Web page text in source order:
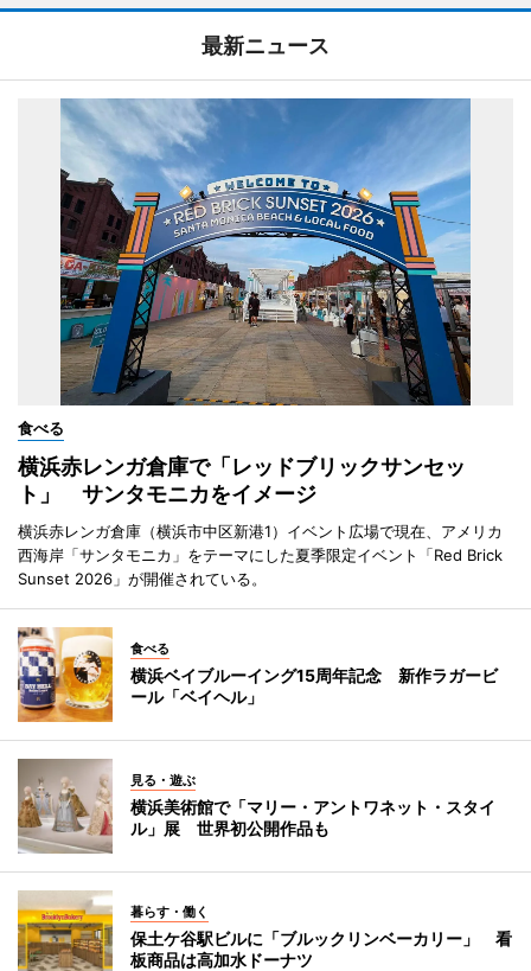
最新ニュース
食べる
横浜赤レンガ倉庫で「レッドブリックサンセッ
ト」 サンタモニカをイメージ
横浜赤レンガ倉庫（横浜市中区新港1）イベント広場で現在、アメリカ
西海岸「サンタモニカ」をテーマにした夏季限定イベント「Red Brick
Sunset 2026」が開催されている。
食べる
横浜ベイブルーイング15周年記念 新作ラガービ
ール「ベイヘル」
見る・遊ぶ
横浜美術館で「マリー・アントワネット・スタイ
ル」展 世界初公開作品も
暮らす・働く
保土ケ谷駅ビルに「ブルックリンベーカリー」 看
板商品は高加水ドーナツ